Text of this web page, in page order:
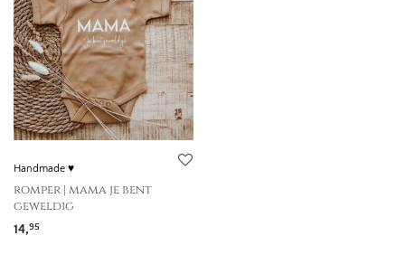
Handmade ♥
romper | mama je bent
geweldig
14,95